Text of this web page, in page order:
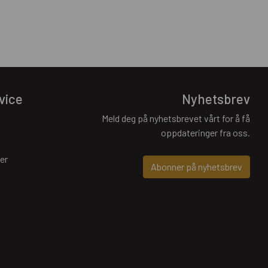
Nyhetsbrev
Meld deg på nyhetsbrevet vårt for å få
oppdateringer fra oss.
Abonner på nyhetsbrev